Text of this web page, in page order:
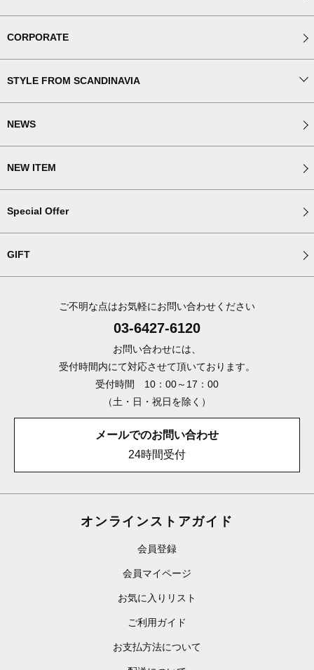
CORPORATE
STYLE FROM SCANDINAVIA
NEWS
NEW ITEM
Special Offer
GIFT
ご不明な点はお気軽にお問い合わせください
03-6427-6120
お問い合わせには、
受付時間内にて対応させて頂いております。
受付時間 10：00～17：00
（土・日・祝日を除く）
メールでのお問い合わせ
24時間受付
オンラインストアガイド
会員登録
会員マイページ
お気に入りリスト
ご利用ガイド
お支払方法について